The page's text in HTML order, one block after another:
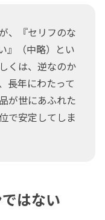
、『セリフのな
』（中略）とい
くは、逆なのか
長年にわたって
が世にあふれた
で安定してしま
はない